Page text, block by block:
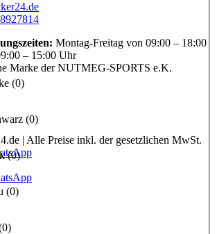
(0)
(0)
(0)
(0)
0)
Montag-Freitag von 09:00 – 18:00
– 15:00 Uhr
Marke der NUTMEG-SPORTS e.K.
| Alle Preise inkl. der gesetzlichen MwSt.